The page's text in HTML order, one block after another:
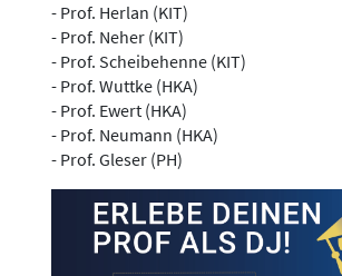
- Prof. Herlan (KIT)
- Prof. Neher (KIT)
- Prof. Scheibehenne (KIT)
- Prof. Wuttke (HKA)
- Prof. Ewert (HKA)
- Prof. Neumann (HKA)
- Prof. Gleser (PH)